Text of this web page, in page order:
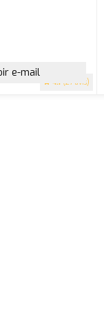
4.1 (27 avis)
e-mail